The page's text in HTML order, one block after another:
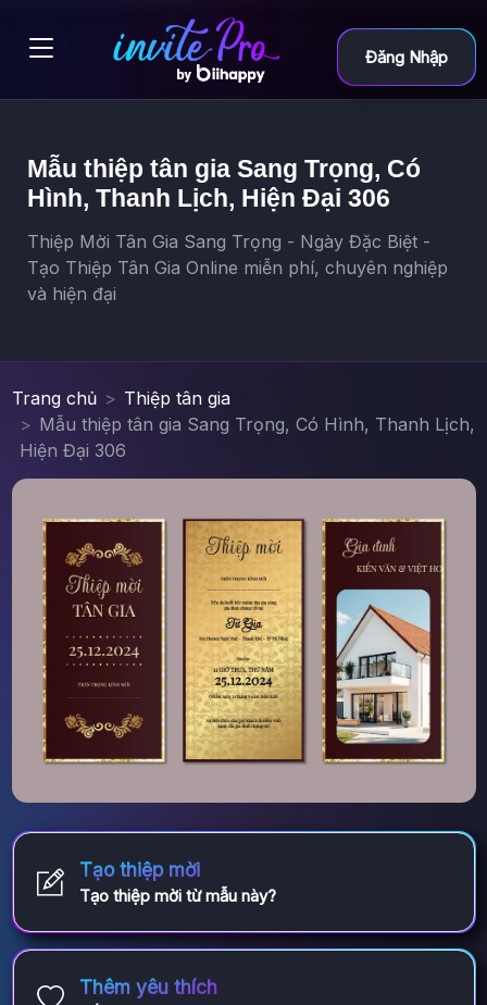
Đăng Nhập
Mẫu thiệp tân gia Sang Trọng, Có
Hình, Thanh Lịch, Hiện Đại 306
Thiệp Mời Tân Gia Sang Trọng - Ngày Đặc Biệt -
Tạo Thiệp Tân Gia Online miễn phí, chuyên nghiệp
và hiện đại
Trang chủ
Thiệp tân gia
Mẫu thiệp tân gia Sang Trọng, Có Hình, Thanh Lịch,
Hiện Đại 306
Tạo thiệp mời
Tạo thiệp mời từ mẫu này?
Thêm yêu thích